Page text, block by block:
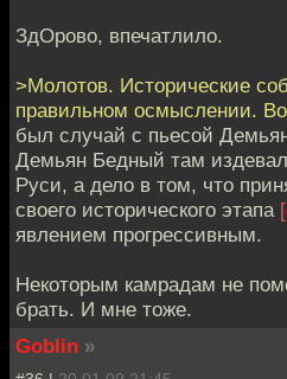
ЗдОрово, впечатлило.
>Молотов. Исторические
правильном осмыслении.
был случай с пьесой
Демьян Бедный там
Руси, а дело в том, что
своего исторического этапа
явлением прогрессивным.
Некоторым камрадам не
брать. И мне тоже.
Goblin »